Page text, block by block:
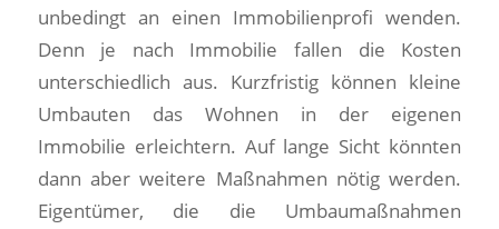
unbedingt an einen Immobilienprofi wenden.
Denn je nach Immobilie fallen die Kosten
unterschiedlich aus. Kurzfristig können kleine
Umbauten das Wohnen in der eigenen
Immobilie erleichtern. Auf lange Sicht könnten
dann aber weitere Maßnahmen nötig werden.
Eigentümer, die die Umbaumaßnahmen